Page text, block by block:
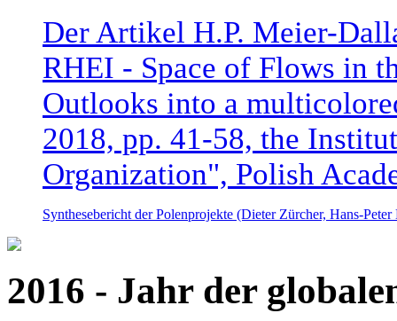
Der Artikel H.P. Meier-
RHEI - Space of Flows in
Outlooks into a
2018, pp. 41-58, the
Organization", Polish
Synthesebericht der Polenprojekte (Dieter Zürcher, Hans-
2016 - Jahr der